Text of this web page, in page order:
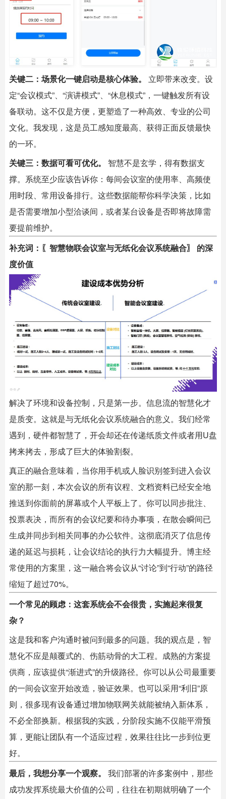
关键二：场景化一键启动是核心体验。
​ 立即带来改变。设
定“会议模式”、“演讲模式”、“休息模式”，一键触发所有设
备联动。这不仅是方便，更塑造了一种高效、专业的公司
文化。我发现，这是员工感知度最高、获得正面反馈最快
的一环。
关键三：数据可看可优化。
​ 智慧不是玄学，得有数据支
撑。系统至少应该告诉你：每间会议室的使用率、高频使
用时段、常用设备排行。这些数据能帮你科学决策，比如
是否需要增加小型洽谈间，或者某台设备是否即将故障需
要提前维护。
补充词：〖智慧物联会议室与无纸化会议系统融合〗 的深
度价值
解决了环境和设备控制，只是第一步。信息流的智慧化才
是质变。这就是与无纸化会议系统融合的意义。我们经常
遇到，硬件都智慧了，开会却还在传递纸质文件或者用U盘
拷来拷去，形成了巨大的体验割裂。
真正的融合意味着，当你用手机或人脸识别签到进入会议
室的那一刻，本次会议的所有议程、文档资料已经安全地
推送到你面前的屏幕或个人平板上了。你可以同步批注、
投票表决，而所有的会议纪要和待办事项，在散会瞬间已
生成并同步到相关同事的办公软件。这彻底消灭了信息传
递的延迟与损耗，让会议结论的执行力大幅提升。博主经
常使用的方案里，这一融合将会议从“讨论”到“行动”的路径
缩短了超过70%。
一个常见的顾虑：这套系统会不会很贵，实施起来很复
杂？
这是我和客户沟通时被问到最多的问题。我的观点是，智
慧化不应是颠覆式的、伤筋动骨的大工程。成熟的方案提
供商，应该提供“渐进式”的升级路径。你可以从公司最重要
的一间会议室开始改造，验证效果。也可以采用“利旧”原
则，很多现有设备通过增加物联网关就能被纳入新体系，
不必全部换新。根据我的实践，分阶段实施不仅能平滑预
算，更能让团队有一个适应过程，效果往往比一步到位更
好。
最后，我想分享一个观察。
​ 我们部署的许多案例中，那些
成功发挥系统最大价值的公司，往往在初期就明确了一个